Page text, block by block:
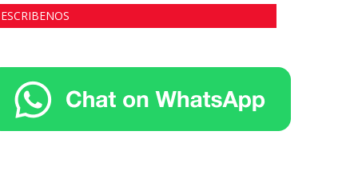
ESCRIBENOS